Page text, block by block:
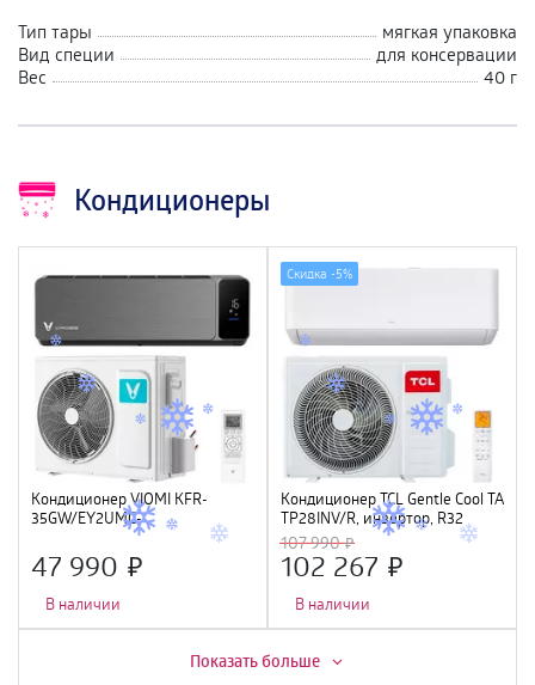
Тип тары
мягкая упаковка
Вид специи
для консервации
Вес
40 г
Кондиционеры
Кондиционер VIOMI KFR-
35GW/EY2UMC-
A++/A+ (12000Btu), инвертор, Wi-
Fi
47 990
В наличии
Кондиционер TCL Gentle Cool TAC-
TP28INV/R, инвертор, R32
107 990
102 267
В наличии
Скидка -5%
Показать больше